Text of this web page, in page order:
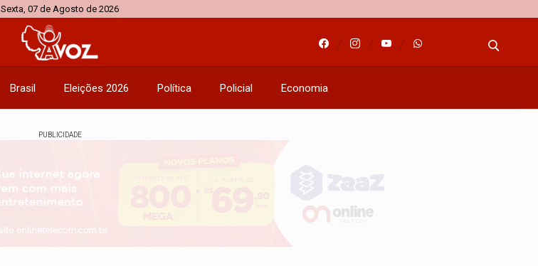
Sexta, 07 de Agosto de 2026
Brasil Eleições 2026 Política Policial Economia
PUBLICIDADE